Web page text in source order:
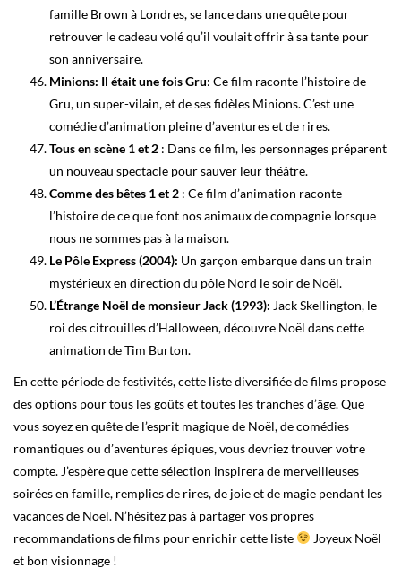
famille Brown à Londres, se lance dans une quête pour
retrouver le cadeau volé qu’il voulait offrir à sa tante pour
son anniversaire.
Minions: Il était une fois Gru: Ce film raconte l’histoire de
Gru, un super-vilain, et de ses fidèles Minions. C’est une
comédie d’animation pleine d’aventures et de rires.
Tous en scène 1 et 2 : Dans ce film, les personnages préparent
un nouveau spectacle pour sauver leur théâtre.
Comme des bêtes 1 et 2 : Ce film d’animation raconte
l’histoire de ce que font nos animaux de compagnie lorsque
nous ne sommes pas à la maison.
Le Pôle Express (2004): Un garçon embarque dans un train
mystérieux en direction du pôle Nord le soir de Noël.
L’Étrange Noël de monsieur Jack (1993): Jack Skellington, le
roi des citrouilles d’Halloween, découvre Noël dans cette
animation de Tim Burton.
En cette période de festivités, cette liste diversifiée de films propose
des options pour tous les goûts et toutes les tranches d’âge. Que
vous soyez en quête de l’esprit magique de Noël, de comédies
romantiques ou d’aventures épiques, vous devriez trouver votre
compte. J’espère que cette sélection inspirera de merveilleuses
soirées en famille, remplies de rires, de joie et de magie pendant les
vacances de Noël. N’hésitez pas à partager vos propres
recommandations de films pour enrichir cette liste
Joyeux Noël
et bon visionnage !